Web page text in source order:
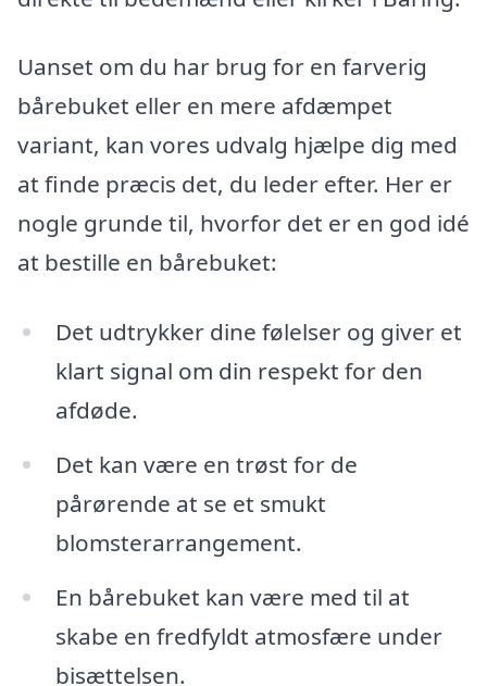
Uanset om du har brug for en farverig
bårebuket eller en mere afdæmpet
variant, kan vores udvalg hjælpe dig med
at finde præcis det, du leder efter. Her er
nogle grunde til, hvorfor det er en god idé
at bestille en bårebuket:
Det udtrykker dine følelser og giver et
klart signal om din respekt for den
afdøde.
Det kan være en trøst for de
pårørende at se et smukt
blomsterarrangement.
En bårebuket kan være med til at
skabe en fredfyldt atmosfære under
bisættelsen.